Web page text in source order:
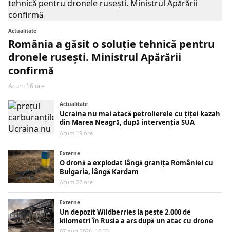
Actualitate
România a găsit o soluție tehnică pentru
dronele rusești. Ministrul Apărării
confirmă
Acum 16 ore
Actualitate
Ucraina nu mai atacă petrolierele cu țiței kazah
din Marea Neagră, după intervenția SUA
Acum 19 ore
Externe
O dronă a explodat lângă granița României cu
Bulgaria, lângă Kardam
Acum 22 ore
Externe
Un depozit Wildberries la peste 2.000 de
kilometri în Rusia a ars după un atac cu drone